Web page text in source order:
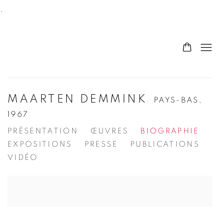
.
MAARTEN DEMMINK
PAYS-BAS,
1967
PRÉSENTATION ŒUVRES
BIOGRAPHIE
EXPOSITIONS
PRESSE
PUBLICATIONS
VIDÉO